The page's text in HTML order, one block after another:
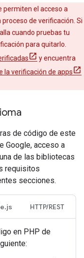
permiten el acceso a
de verificación. Si
cuando pruebas tu
para quitarlo.
y encuentra
la verificación de apps
de código de este
Google, acceso a
de las bibliotecas
requisitos
secciones.
HTTP/REST
en PHP de